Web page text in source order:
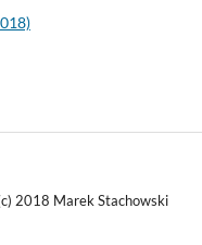
2018 Marek Stachowski